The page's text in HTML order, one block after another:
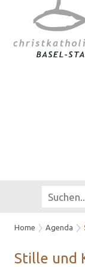
Home Agenda
Stil­le und